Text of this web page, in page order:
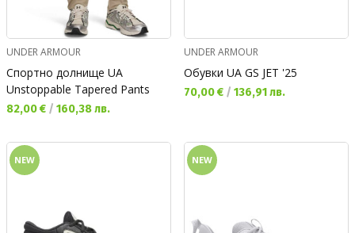
UNDER ARMOUR
Спортно долнище UA
Unstoppable Tapered Pants
Текуща цена:
82,00 € / 160,38 лв.
UNDER ARMOUR
Обувки UA GS JET '25
Текуща цена:
70,00 € / 136,91 лв.
NEW NEW